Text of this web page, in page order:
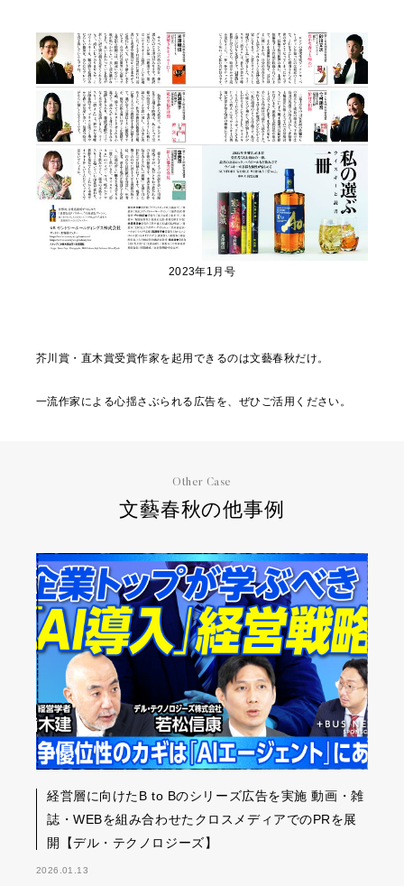
2023年1月号
芥川賞・直木賞受賞作家を起用できるのは文藝春秋だけ。
一流作家による心揺さぶられる広告を、ぜひご活用ください。
Other Case
文藝春秋の他事例
経営層に向けたB to Bのシリーズ広告を実施 動画・雑
誌・WEBを組み合わせたクロスメディアでのPRを展
開【デル・テクノロジーズ】
2026.01.13